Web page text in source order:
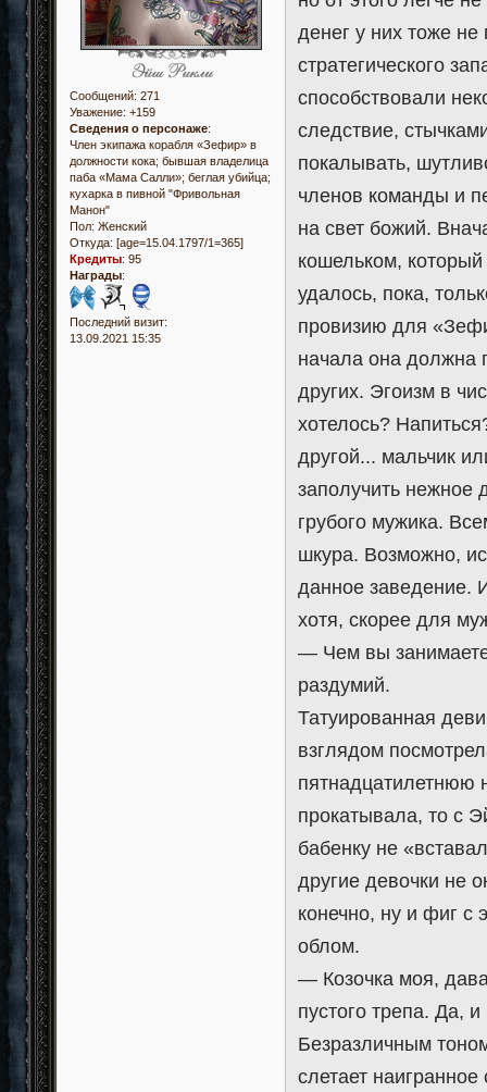
Сообщений: 271
Уважение: +159
Сведения о персонаже:
Член экипажа корабля «Зефир» в
должности кока; бывшая владелица
паба «Мама Салли»; беглая убийца;
кухарка в пивной "Фривольная
Манон"
Пол: Женский
Откуда: [age=15.04.1797/1=365]
Кредиты: 95
Награды:
Последний визит:
13.09.2021 15:35
денег у них тоже
стратегического
способствовали
следствие,
покалывать,
членов команды и
на свет божий.
кошельком,
удалось, пока,
провизию для
начала она должна
других. Эгоизм в
хотелось?
другой... мальчик
заполучить нежное
грубого мужика.
шкура. Возможно,
данное заведение.
хотя, скорее для
— Чем вы
раздумий.
Татуированная
взглядом
пятнадцатилетнюю
прокатывала, то с
бабенку не
другие девочки не
конечно, ну и фиг с
облом.
— Козочка моя,
пустого трепа. Да,
Безразличным
слетает